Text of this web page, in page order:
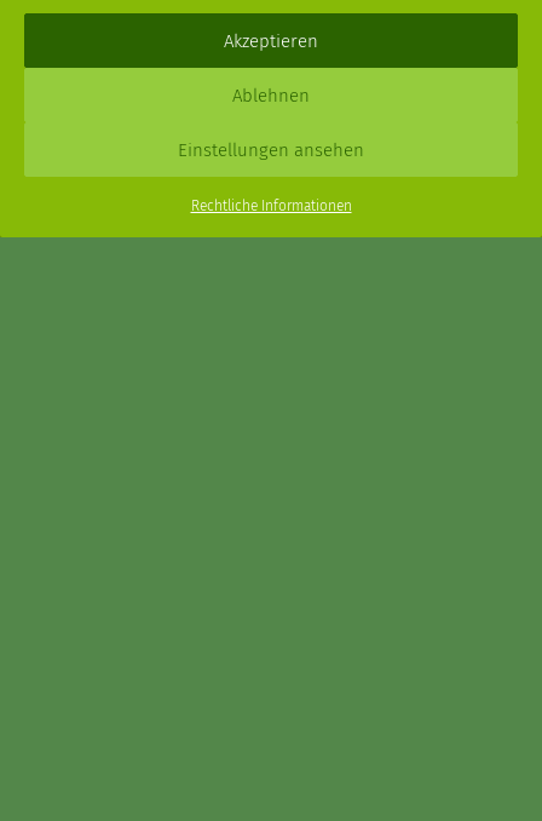
Akzeptieren
Ablehnen
Einstellungen ansehen
Rechtliche Informationen
Menu
XPDT : Marken & Kommunikation